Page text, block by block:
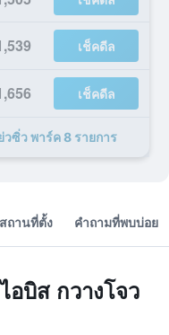
เช็คดีล
เช็คดีล
วซิ่ว พาร์ค 8 รายการ
สถานที่ตั้ง คำถามที่พบบ่อย
บิส กวางโจว